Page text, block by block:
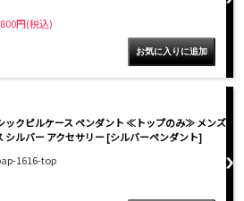
円(税込)
ックピルケース ペンダント ≪トップのみ≫ メンズ
シルバー アクセサリー [シルバーペンダント]
1616-top